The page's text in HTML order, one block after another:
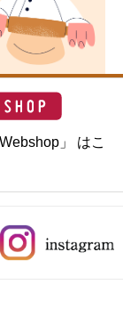
」 はこ